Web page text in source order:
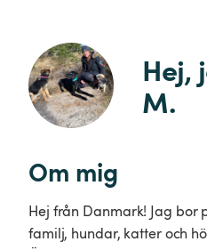
Hej,
M.
Om mig
Hej från Danmark! Jag bor
familj, hundar, katter och